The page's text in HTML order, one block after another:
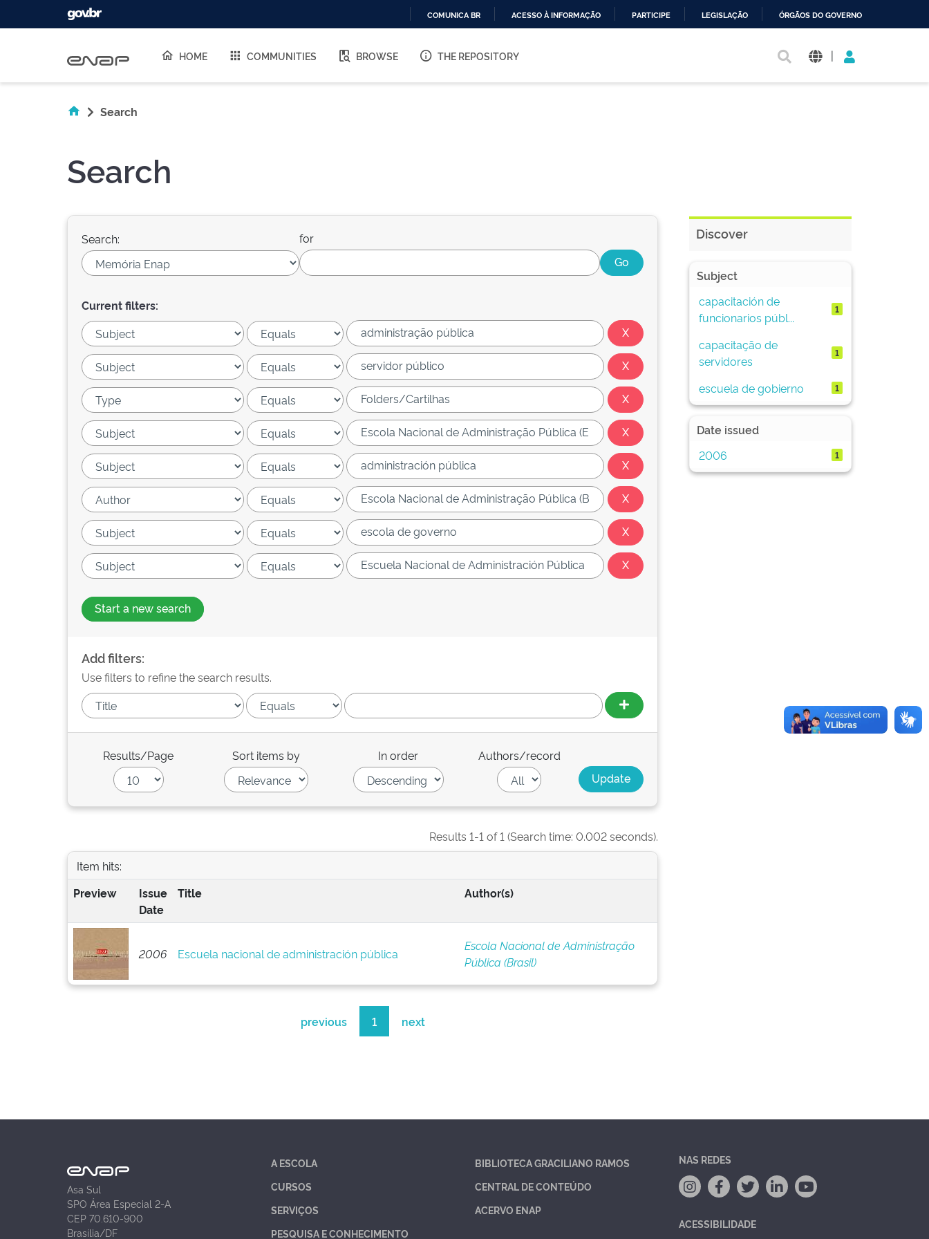
O
COMUNICA BR ACESSO À INFORMAÇÃO PARTICIPE LEGISLAÇÃO ÓRGÃOS DO GOVERNO
HOME COMMUNITIES BROWSE THE REPOSITORY |
Search
Search
Search: for
Current filters:
Start a new search
Add filters:
Use filters to refine the search results.
Results/Page Sort items by In order Authors/record
Results 1-1 of 1 (Search time: 0.002 seconds).
Item hits:
Preview
Issue
Date
Title Author(s)
2006 Escuela nacional de administración pública
Escola Nacional de Administração
Pública (Brasil)
previous 1 next
Discover
Subject
capacitación de
funcionarios públ...
1
capacitação de
servidores
1
escuela de gobierno 1
Date issued
2006
1
Asa Sul
SPO Área Especial 2-A
CEP 70.610-900
Brasília/DF
A ESCOLA
CURSOS
SERVIÇOS
PESQUISA E CONHECIMENTO
BIBLIOTECA GRACILIANO RAMOS
CENTRAL DE CONTEÚDO
ACERVO ENAP
NAS REDES
ACESSIBILIDADE